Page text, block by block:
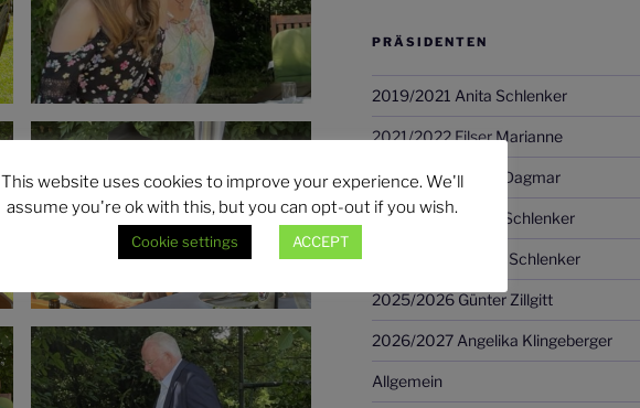
PRÄSIDENTEN
2019/2021 Anita Schlenker
2021/2022 Filser Marianne
2022/2023 Zillgitt Dagmar
2023/2024 Oliver Schlenker
2024/2025 ANITA Schlenker
2025/2026 Günter Zillgitt
2026/2027 Angelika Klingeberger
Allgemein
This website uses cookies to improve your experience. We'll
assume you're ok with this, but you can opt-out if you wish.
Cookie settings ACCEPT